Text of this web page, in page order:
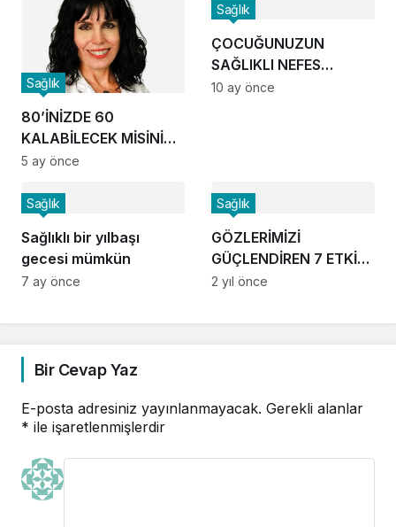
80’İNİZDE 60
KALABİLECEK MİSİNİZ?
10 SORUDA TEST EDİN!
Sağlık
5 ay önce
ÇOCUĞUNUZUN
SAĞLIKLI NEFES
ALMASINI ENGELLEYEN
Sağlık
10 ay önce
Sağlıklı bir yılbaşı
gecesi mümkün
Sağlık
7 ay önce
GÖZLERİMİZİ
GÜÇLENDİREN 7 ETKİLİ
BESİN!
Sağlık
2 yıl önce
Bir Cevap Yaz
E-posta adresiniz yayınlanmayacak. Gerekli alanlar
* ile işaretlenmişlerdir